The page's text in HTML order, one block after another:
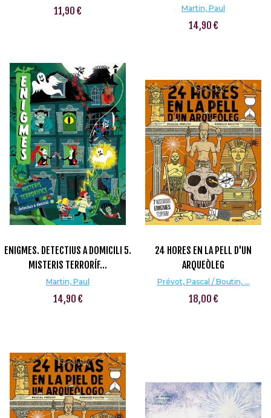
11,90 € Martin, Paul
14,90 €
ENIGMES. DETECTIUS A DOMICILI 5.
MISTERIS TERRORÍF...
Martin, Paul
14,90 €
24 HORES EN LA PELL D'UN
ARQUEÒLEG
Prévot, Pascal / Boutin, ...
18,00 €